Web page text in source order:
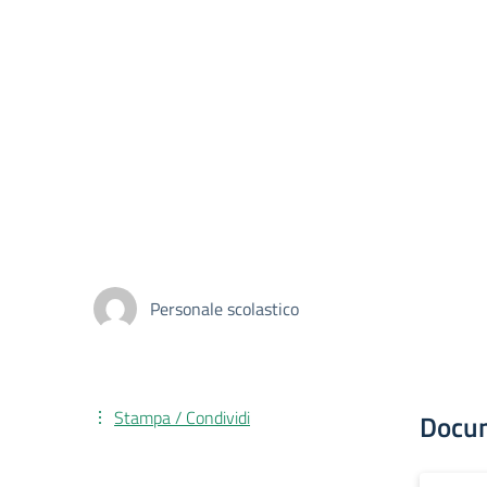
Personale scolastico
Stampa / Condividi